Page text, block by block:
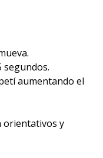
segundos.
aumentando el
orientativos y